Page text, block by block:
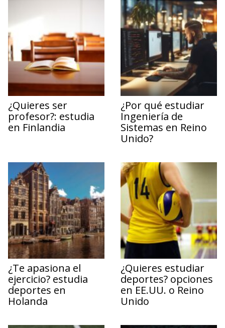
¿Quieres ser
profesor?: estudia
en Finlandia
¿Por qué estudiar
Ingeniería de
Sistemas en Reino
Unido?
¿Te apasiona el
ejercicio? estudia
deportes en
Holanda
¿Quieres estudiar
deportes? opciones
en EE.UU. o Reino
Unido